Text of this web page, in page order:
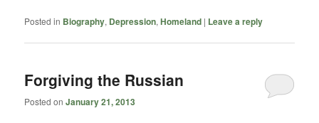
Posted in Biography, Depression,Homeland | Leave a reply
Forgiving the Russian
Posted onJanuary 21, 2013